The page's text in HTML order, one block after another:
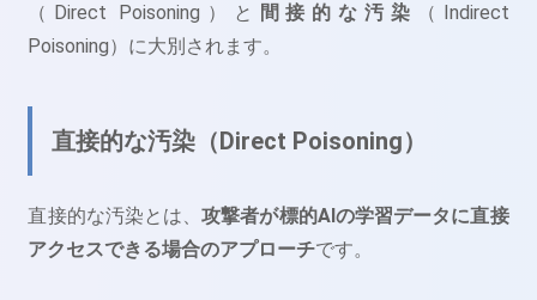
（Direct Poisoning）と 間接的な汚染
（Indirect
Poisoning）に大別されます。
直接的な汚染（Direct Poisoning）
直接的な汚染とは、攻撃者が標的AIの学習データに直接
アクセスできる場合のアプローチです。